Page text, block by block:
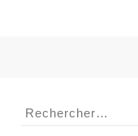
Rechercher :